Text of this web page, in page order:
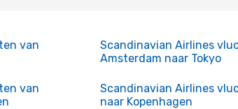
van
Scandinavian Airlines
Amsterdam naar Tokyo
van
Scandinavian Airlines
naar Kopenhagen